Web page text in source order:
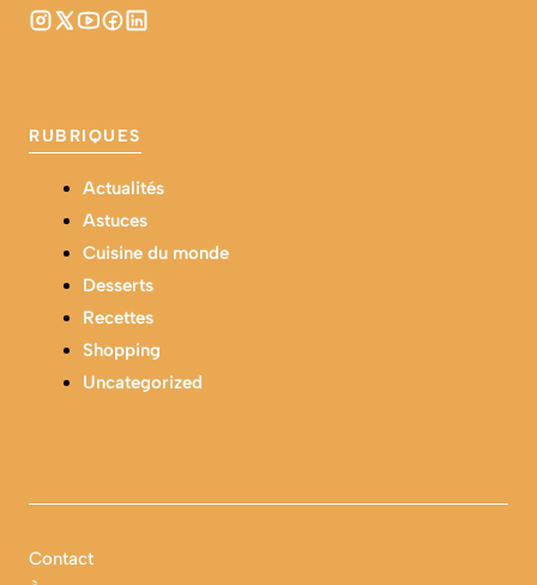
RUBRIQUES
Actualités
Astuces
Cuisine du monde
Desserts
Recettes
Shopping
Uncategorized
Contact